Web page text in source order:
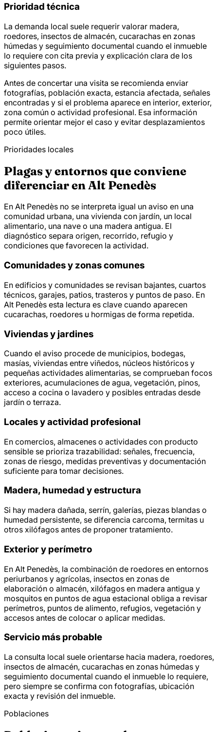
Prioridad técnica
La demanda local suele requerir valorar madera,
roedores, insectos de almacén, cucarachas en zonas
húmedas y seguimiento documental cuando el inmueble
lo requiere con cita previa y explicación clara de los
siguientes pasos.
Antes de concertar una visita se recomienda enviar
fotografías, población exacta, estancia afectada, señales
encontradas y si el problema aparece en interior, exterior,
zona común o actividad profesional. Esa información
permite orientar mejor el caso y evitar desplazamientos
poco útiles.
Prioridades locales
Plagas y entornos que conviene
diferenciar en Alt Penedès
En Alt Penedès no se interpreta igual un aviso en una
comunidad urbana, una vivienda con jardín, un local
alimentario, una nave o una madera antigua. El
diagnóstico separa origen, recorrido, refugio y
condiciones que favorecen la actividad.
Comunidades y zonas comunes
En edificios y comunidades se revisan bajantes, cuartos
técnicos, garajes, patios, trasteros y puntos de paso. En
Alt Penedès esta lectura es clave cuando aparecen
cucarachas, roedores u hormigas de forma repetida.
Viviendas y jardines
Cuando el aviso procede de municipios, bodegas,
masías, viviendas entre viñedos, núcleos históricos y
pequeñas actividades alimentarias, se comprueban focos
exteriores, acumulaciones de agua, vegetación, pinos,
acceso a cocina o lavadero y posibles entradas desde
jardín o terraza.
Locales y actividad profesional
En comercios, almacenes o actividades con producto
sensible se prioriza trazabilidad: señales, frecuencia,
zonas de riesgo, medidas preventivas y documentación
suficiente para tomar decisiones.
Madera, humedad y estructura
Si hay madera dañada, serrín, galerías, piezas blandas o
humedad persistente, se diferencia carcoma, termitas u
otros xilófagos antes de proponer tratamiento.
Exterior y perímetro
En Alt Penedès, la combinación de roedores en entornos
periurbanos y agrícolas, insectos en zonas de
elaboración o almacén, xilófagos en madera antigua y
mosquitos en puntos de agua estacional obliga a revisar
perímetros, puntos de alimento, refugios, vegetación y
accesos antes de colocar o aplicar medidas.
Servicio más probable
La consulta local suele orientarse hacia madera, roedores,
insectos de almacén, cucarachas en zonas húmedas y
seguimiento documental cuando el inmueble lo requiere,
pero siempre se confirma con fotografías, ubicación
exacta y revisión del inmueble.
Poblaciones